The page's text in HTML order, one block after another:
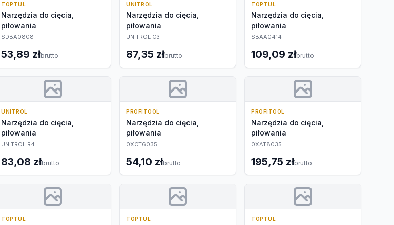
TOPTUL
Narzędzia do cięcia,
piłowania
SDBA0808
53,89 złbrutto
UNITROL
Narzędzia do cięcia,
piłowania
UNITROL C3
87,35 złbrutto
TOPTUL
Narzędzia do cięcia,
piłowania
SBAA0414
109,09 złbrutto
UNITROL
Narzędzia do cięcia,
piłowania
UNITROL R4
83,08 złbrutto
PROFITOOL
Narzędzia do cięcia,
piłowania
0XCT6035
54,10 złbrutto
PROFITOOL
Narzędzia do cięcia,
piłowania
0XAT8035
195,75 złbrutto
TOPTUL TOPTUL TOPTUL